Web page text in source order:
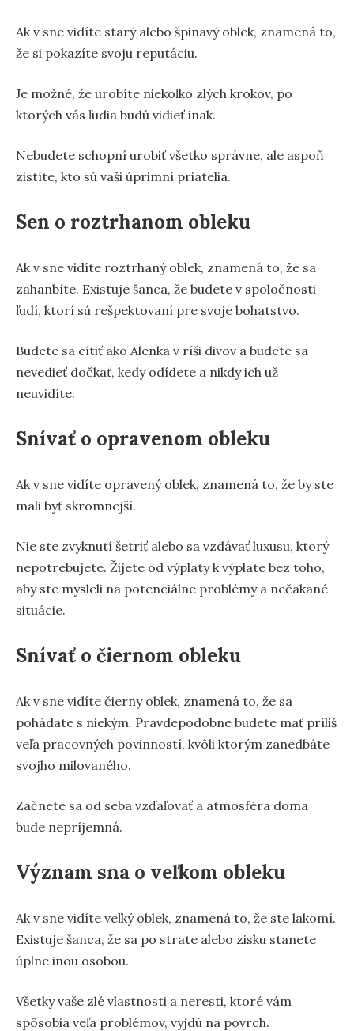
Ak v sne vidíte starý alebo špinavý oblek, znamená to,
že si pokazíte svoju reputáciu.
Je možné, že urobíte niekoľko zlých krokov, po
ktorých vás ľudia budú vidieť inak.
Nebudete schopní urobiť všetko správne, ale aspoň
zistíte, kto sú vaši úprimní priatelia.
Sen o roztrhanom obleku
Ak v sne vidíte roztrhaný oblek, znamená to, že sa
zahanbíte. Existuje šanca, že budete v spoločnosti
ľudí, ktorí sú rešpektovaní pre svoje bohatstvo.
Budete sa cítiť ako Alenka v ríši divov a budete sa
nevedieť dočkať, kedy odídete a nikdy ich už
neuvidíte.
Snívať o opravenom obleku
Ak v sne vidíte opravený oblek, znamená to, že by ste
mali byť skromnejší.
Nie ste zvyknutí šetriť alebo sa vzdávať luxusu, ktorý
nepotrebujete. Žijete od výplaty k výplate bez toho,
aby ste mysleli na potenciálne problémy a nečakané
situácie.
Snívať o čiernom obleku
Ak v sne vidíte čierny oblek, znamená to, že sa
pohádate s niekým. Pravdepodobne budete mať príliš
veľa pracovných povinností, kvôli ktorým zanedbáte
svojho milovaného.
Začnete sa od seba vzďaľovať a atmosféra doma
bude nepríjemná.
Význam sna o veľkom obleku
Ak v sne vidíte veľký oblek, znamená to, že ste lakomí.
Existuje šanca, že sa po strate alebo zisku stanete
úplne inou osobou.
Všetky vaše zlé vlastnosti a neresti, ktoré vám
spôsobia veľa problémov, vyjdú na povrch.